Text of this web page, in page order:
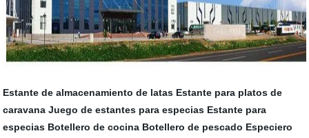
Estante de almacenamiento de latas Estante para platos de
caravana Juego de estantes para especias Estante para
especias Botellero de cocina Botellero de pescado Especiero